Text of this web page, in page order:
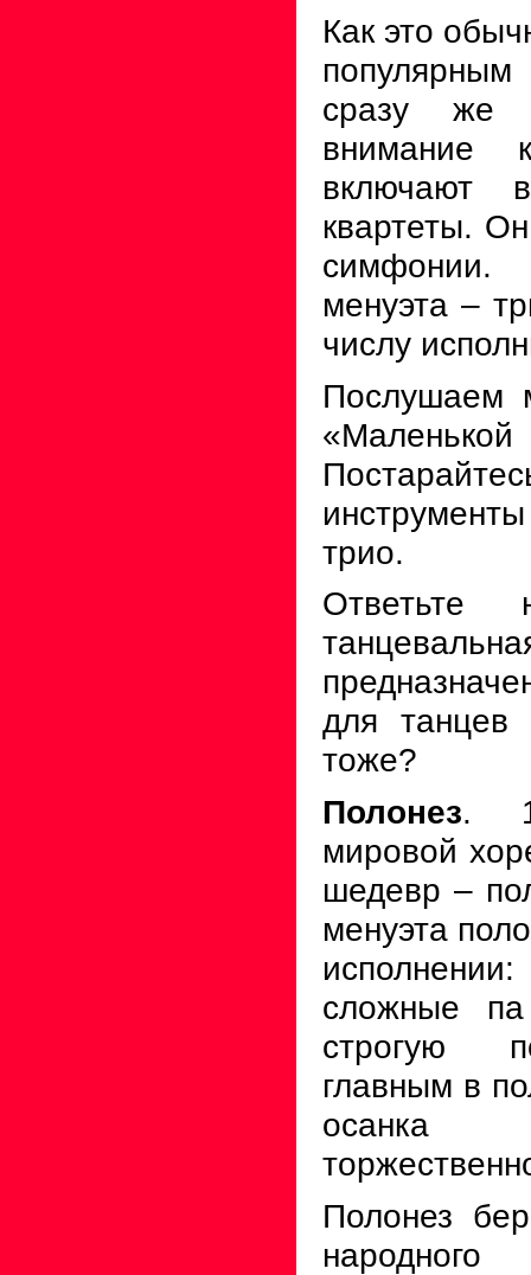
Как это
сразу же
внимание
включают
квартеты.
менуэта –
числу
Послушаем
«Маленькой
трио.
для танцев
тоже?
Полонез.
мировой
шедевр –
менуэта
сложные
строгую
главным в
Полонез
народного